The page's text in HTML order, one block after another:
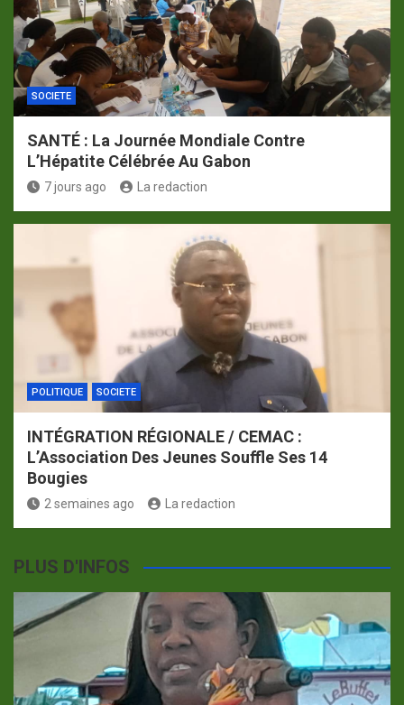
SOCIETE
SANTÉ : La Journée Mondiale Contre
L’Hépatite Célébrée Au Gabon
7 jours ago La redaction
POLITIQUE SOCIETE
INTÉGRATION RÉGIONALE / CEMAC :
L’Association Des Jeunes Souffle Ses 14
Bougies
2 semaines ago La redaction
PLUS D'INFOS